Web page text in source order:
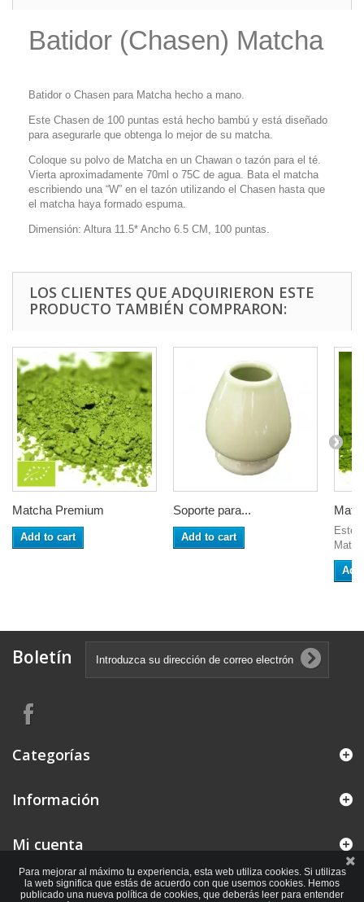
Batidor (Chasen) Matcha
Batidor o Chasen para Matcha hecho a mano.
Este Chasen de 100 puntas está hecho bambú y está diseñado
para asegurarle que obtenga lo mejor de su matcha.
Coloque su polvo de Matcha en un Chawan o tazón para el té.
Vierta aproximadamente 70ml o 75C de agua. Bata el matcha
escribiendo una “W” en el tazón utilizando el Chasen hasta que
el matcha haya formado espuma.
Dimensión: Altura 11.5* Ancho 6.5 CM, 100 puntas.
LOS CLIENTES QUE ADQUIRIERON ESTE
PRODUCTO TAMBIÉN COMPRARON:
Matcha Premium
Add to cart
Soporte para...
Add to cart
Este
Boletín
Categorías
Información
Mi cuenta
Para mejorar al máximo tu experiencia, esta web utiliza cookies. Si utilizas
la web significa que estás de acuerdo con que usemos cookies. Hemos
publicado una nueva política de cookies, que deberás leer para entender